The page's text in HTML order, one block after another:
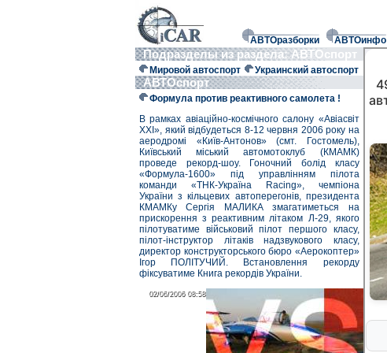
АВТОразборки АВТОинфо
Подразделы из раздела: АВТОспорт
Мировой автоспорт Украинский автоспорт
АВТОспорт
Формула против реактивного самолета !
В рамках авіаційно-космічного салону «Авіасвіт
ХХІ», який відбудеться 8-12 червня 2006 року на
аеродромі «Київ-Антонов» (смт. Гостомель),
Київський міський автомотоклуб (КМАМК)
проведе рекорд-шоу. Гоночний болід класу
«Формула-1600» під управлінням пілота
команди «ТНК-Україна Racing», чемпіона
України з кільцевих автоперегонів, президента
КМАМКу Сергія МАЛИКА змагатиметься на
прискорення з реактивним літаком Л-29, якого
пілотуватиме військовий пілот першого класу,
пілот-інструктор літаків надзвукового класу,
директор конструкторського бюро «Аерокоптер»
Ігор ПОЛІТУЧИЙ. Встановлення рекорду
фіксуватиме Книга рекордів України.
02/06/2006 08:58
02/06/2006 08:58